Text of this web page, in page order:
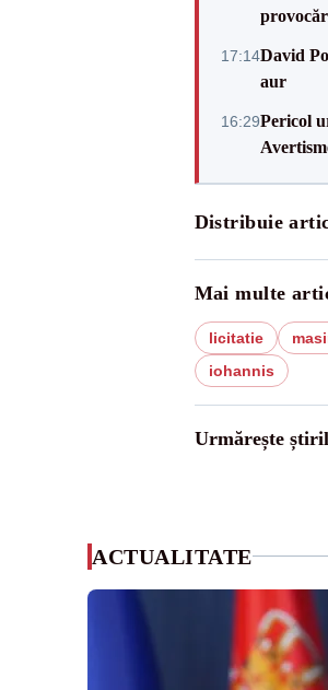
17:14David
aur
16:29Pericol
Distribuie
Mai multe
licitatie
iohannis
Urmărește
ACTUALITATE